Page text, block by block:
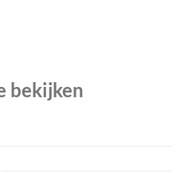
bekijken